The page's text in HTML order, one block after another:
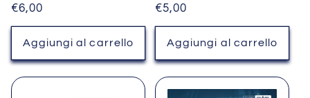
Prezzo
di
listino
€6,00
Aggiungi al carrello
Prezzo
di
listino
€5,00
Aggiungi al carrello